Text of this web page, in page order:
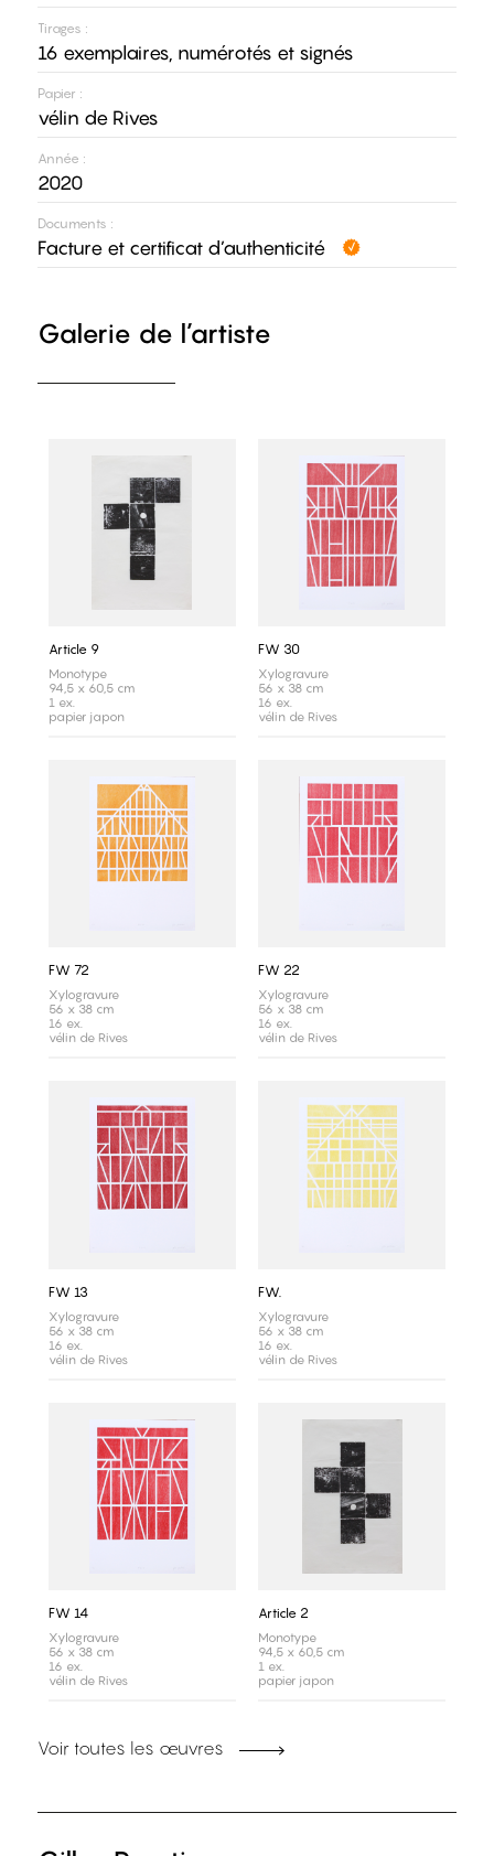
Tirages :
16 exemplaires, numérotés et signés
Papier :
vélin de Rives
Année :
2020
Documents :
Facture et certificat d’authenticité
Galerie de l’artiste
Article 9
Monotype
94,5 x 60,5 cm
1 ex.
papier japon
FW 30
Xylogravure
56 x 38 cm
16 ex.
vélin de Rives
FW 72
Xylogravure
56 x 38 cm
16 ex.
vélin de Rives
FW 22
Xylogravure
56 x 38 cm
16 ex.
vélin de Rives
FW 13
Xylogravure
56 x 38 cm
16 ex.
vélin de Rives
FW.
Xylogravure
56 x 38 cm
16 ex.
vélin de Rives
FW 14
Xylogravure
56 x 38 cm
16 ex.
vélin de Rives
Article 2
Monotype
94,5 x 60,5 cm
1 ex.
papier japon
Voir toutes les œuvres